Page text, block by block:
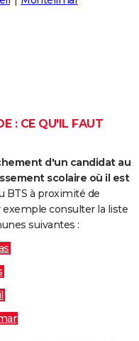
: CE QU'IL FAUT
d'un candidat au
scolaire où il est
BTS à proximité de
exemple consulter la liste
suivantes :